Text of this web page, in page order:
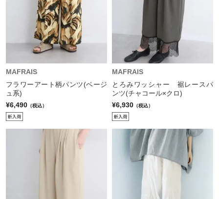
MAFRAIS
フラワーアート柄パンツ(ベージ
ュ系)
¥6,490 （税込）
MAFRAIS
とろみワッシャー 裾レースパ
ンツ(チャコール×クロ)
¥6,930 （税込）